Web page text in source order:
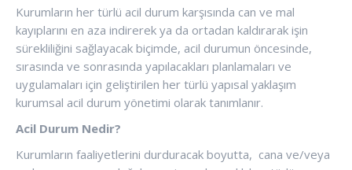
Kurumların her türlü acil durum karşısında can ve mal
kayıplarını en aza indirerek ya da ortadan kaldırarak işin
sürekliliğini sağlayacak biçimde, acil durumun öncesinde,
sırasında ve sonrasında yapılacakları planlamaları ve
uygulamaları için geliştirilen her türlü yapısal yaklaşım
kurumsal acil durum yönetimi olarak tanımlanır.
Acil Durum Nedir?
Kurumların faaliyetlerini durduracak boyutta, cana ve/veya